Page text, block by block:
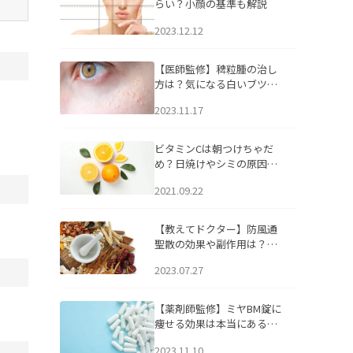
らい？小顔の基準も解説
2023.12.12
【医師監修】稗粒腫の治し
方は？気になる白いブツブ
アについて
2023.11.17
ビタミンCは朝つけちゃだ
め？日焼けやシミの原因に
2021.09.22
【教えてドクター】防風通
聖散の効果や副作用は？長
2023.07.27
【薬剤師監修】ミヤBM錠に
痩せる効果は本当にある